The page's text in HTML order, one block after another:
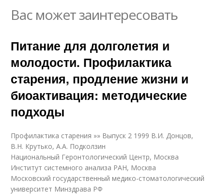
Вас может заинтересовать
Питание для долголетия и
молодости. Профилактика
старения, продление жизни и
биоактивация: методические
подходы
Профилактика старения »» Выпуск 2 1999 В.И. Донцов,
В.Н. Крутько, А.А. Подколзин
Национальный Геронтологический Центр, Москва
Институт системного анализа РАН, Москва
Московский государственный медико-стоматологический
университет Минздрава РФ